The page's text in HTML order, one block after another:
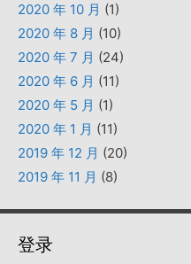
2020 年 10 月 (1)
2020 年 8 月 (10)
2020 年 7 月 (24)
2020 年 6 月 (11)
2020 年 5 月 (1)
2020 年 1 月 (11)
2019 年 12 月 (20)
2019 年 11 月 (8)
登录